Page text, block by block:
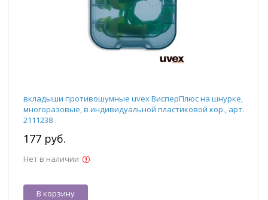
вкладыши противошумные uvex ВисперПлюс на шнурке,
многоразовые, в индивидуальной пластиковой кор., арт.
2111238
177 руб.
Нет в наличии
В корзину